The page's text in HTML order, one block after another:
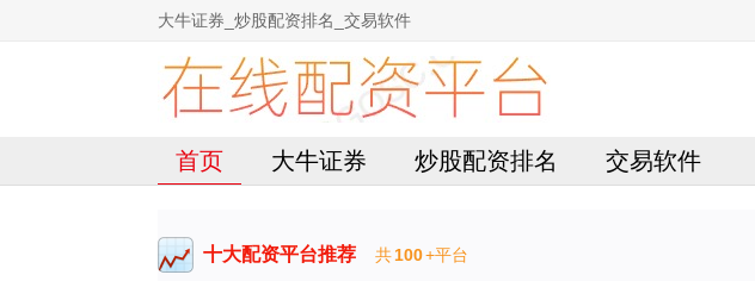
大牛证券_炒股配资排名_交易软件
首页 大牛证券 炒股配资排名 交易软件
十大配资平台推荐 共100+平台